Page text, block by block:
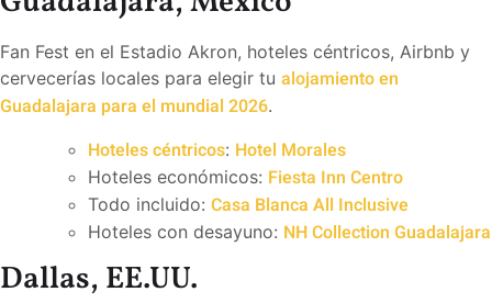
Fan Fest en el Estadio Akron, hoteles céntricos, Airbnb y
cervecerías locales para elegir tu alojamiento en
Guadalajara para el mundial 2026.
Hoteles céntricos: Hotel Morales
Hoteles económicos: Fiesta Inn Centro
Todo incluido: Casa Blanca All Inclusive
Hoteles con desayuno: NH Collection Guadalajara
Dallas, EE.UU.